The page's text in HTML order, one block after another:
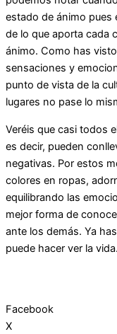
estado de ánimo pues
de lo que aporta cada
ánimo. Como has
sensaciones y
punto de vista de la
lugares no pase lo
Veréis que casi todos
es decir, pueden
negativas. Por estos
colores en ropas,
equilibrando las
mejor forma de
ante los demás. Ya
puede hacer ver la
Facebook
X